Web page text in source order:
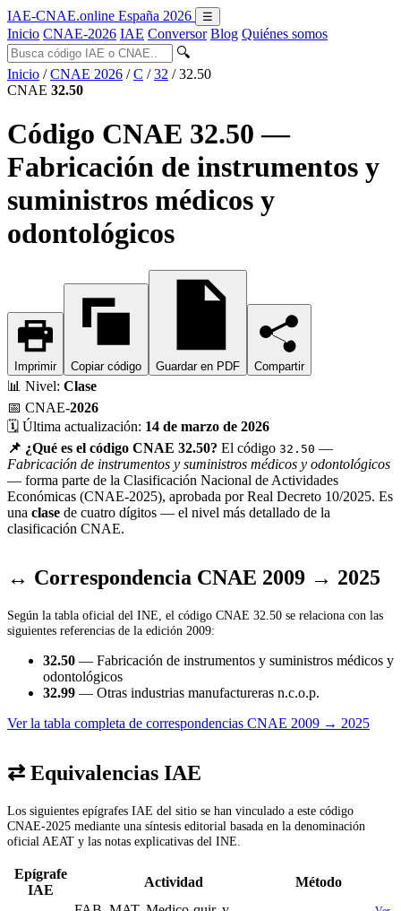
IAE-CNAE.online España 2026 ☰
Inicio CNAE-2026 IAE Conversor Blog Quiénes somos
🔍
Inicio / CNAE 2026 / C / 32 / 32.50
CNAE 32.50
Código CNAE 32.50 —
Fabricación de instrumentos y
suministros médicos y
odontológicos
Imprimir Copiar código Guardar en PDF Compartir
📊 Nivel: Clase
📅 CNAE-2026
🗓️ Última actualización: 14 de marzo de 2026
📌 ¿Qué es el código CNAE 32.50? El código 32.50 —
Fabricación de instrumentos y suministros médicos y odontológicos
— forma parte de la Clasificación Nacional de Actividades
Económicas (CNAE-2025), aprobada por Real Decreto 10/2025. Es
una clase de cuatro dígitos — el nivel más detallado de la
clasificación CNAE.
↔ Correspondencia CNAE 2009 → 2025
Según la tabla oficial del INE, el código CNAE 32.50 se relaciona con las
siguientes referencias de la edición 2009:
32.50 — Fabricación de instrumentos y suministros médicos y
odontológicos
32.99 — Otras industrias manufactureras n.c.o.p.
Ver la tabla completa de correspondencias CNAE 2009 → 2025
⇄ Equivalencias IAE
Los siguientes epígrafes IAE del sitio se han vinculado a este código
CNAE-2025 mediante una síntesis editorial basada en la denominación
oficial AEAT y las notas explicativas del INE.
Epígrafe
IAE
Actividad Método